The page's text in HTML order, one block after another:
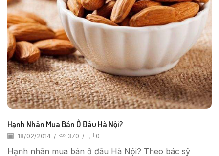
Hạnh Nhân Mua Bán Ở Đâu Hà Nội?
18/02/2014 / 370 / 0
Hạnh nhân mua bán ở đâu Hà Nội? Theo bác sỹ